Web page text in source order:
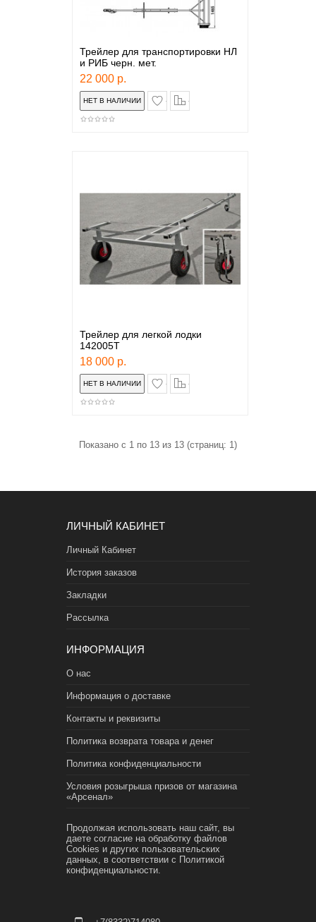
Трейлер для транспортировки НЛ
и РИБ черн. мет.
22 000 р.
в закладки
Трейлер для легкой лодки
142005Т
18 000 р.
в закладки
Показано с 1 по 13 из 13 (страниц: 1)
ЛИЧНЫЙ КАБИНЕТ
Личный Кабинет
История заказов
Закладки
Рассылка
ИНФОРМАЦИЯ
О нас
Информация о доставке
Контакты и реквизиты
Политика возврата товара и денег
Политика конфиденциальности
Условия розыгрыша призов от магазина
«Арсенал»
Продолжая использовать наш сайт, вы
даете согласие на обработку файлов
Cookies и других пользовательских
данных, в соответствии с Политикой
конфиденциальности.